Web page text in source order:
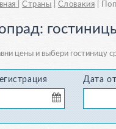
|Страны Словакия
цены и выбери гостиницу
Дата